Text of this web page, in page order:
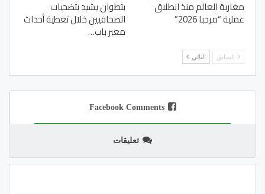
مغاربة العالم منذ انطلاق
عملية “مرحبا 2026”
بتطوان يشيد بتضحيات
الصحافيين خلال تغطية أحداث
معبر باب…
السابق التالي
Facebook Comments
تعليقات